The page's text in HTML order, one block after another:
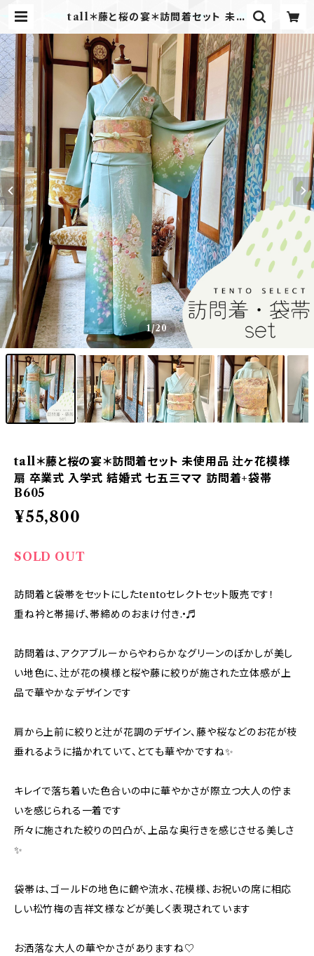
tall＊藤と桜の宴＊訪問着セット 未使
結婚式 七五三ママ 訪問着+袋帯 B6
05 | kimono tento
1/20
tall＊藤と桜の宴＊訪問着セット 未使用品 辻ヶ花模様
扇 卒業式 入学式 結婚式 七五三ママ 訪問着+袋帯
B605
¥55,800
SOLD OUT
訪問着と袋帯をセットにしたtentoセレクトセット販売です！
重ね衿と帯揚げ、帯締めのおまけ付き.•♬
訪問着は、アクアブルーからやわらかなグリーンのぼかしが美し
い地色に、辻が花の模様と桜や藤に絞りが施された立体感が上
品で華やかなデザインです
肩から上前に絞りと辻が花調のデザイン、藤や桜などのお花が枝
垂れるように描かれていて、とても華やかですね✨
キレイで落ち着いた色合いの中に華やかさが際立つ大人の佇ま
いを感じられる一着です
所々に施された絞りの凹凸が、上品な奥行きを感じさせる美しさ
✨
袋帯は、ゴールドの地色に鶴や流水、花模様、お祝いの席に相応
しい松竹梅の吉祥文様などが美しく表現されています
お洒落な大人の華やかさがありますね♡